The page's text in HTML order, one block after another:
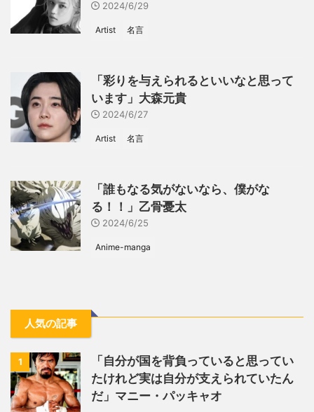
2024/6/29
Artist 名言
「彩りを与えられるといいなと思って
います」大森元貴
2024/6/27
Artist 名言
「誰もなる気がないなら、僕がな
る！！」乙骨憂太
2024/6/25
Anime-manga
人気の記事
1
「自分が国を背負っていると思ってい
たけれど実は自分が支えられていたん
だ」マニー・パッキャオ